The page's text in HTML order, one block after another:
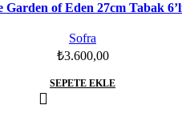
Garden of Eden 27cm Tabak
Sofra
₺3.600,00
SEPETE EKLE